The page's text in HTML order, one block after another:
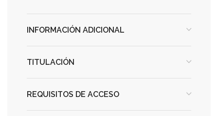
INFORMACIÓN ADICIONAL
TITULACIÓN
REQUISITOS DE ACCESO